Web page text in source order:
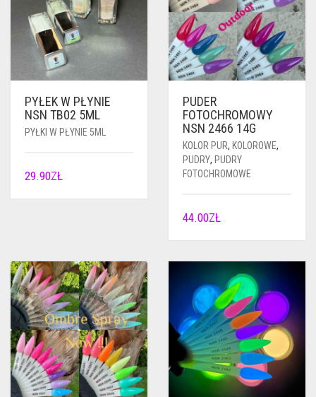
PYŁEK W PŁYNIE
NSN TB02 5ML
PYŁKI W PŁYNIE 5ML
29.90ZŁ
PUDER
FOTOCHROMOWY
NSN 2466 14G
KOLOR PUR, KOLOROWE,
PUDRY, PUDRY
FOTOCHROMOWE
44.00ZŁ